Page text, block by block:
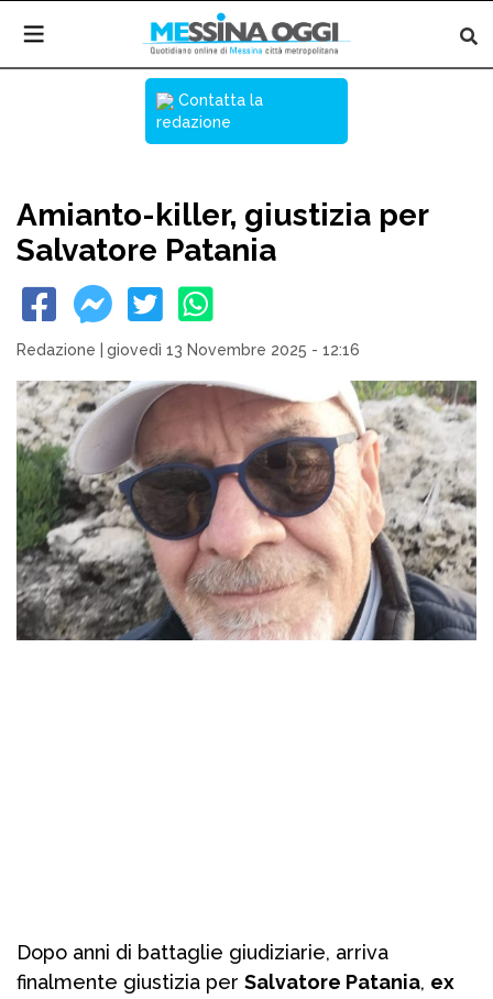
Contatta la
redazione
Amianto-killer, giustizia per
Salvatore Patania
Redazione giovedì 13 Novembre 2025 - 12:16
Dopo anni di battaglie giudiziarie, arriva
finalmente giustizia per Salvatore Patania, ex